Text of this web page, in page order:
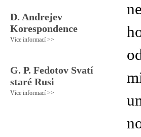
D. Andrejev
Korespondence
Více informací >>
G. P. Fedotov Svatí
staré Rusi
Více informací >>